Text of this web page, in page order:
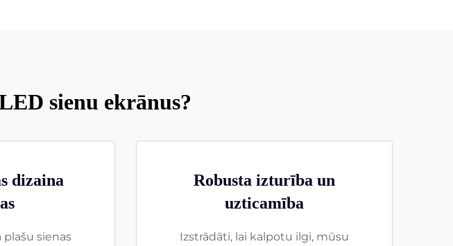
sienu ekrānus?
dizaina
plašu sienas
Robusta izturība un
uzticamība
Izstrādāti, lai kalpotu ilgi, mūsu